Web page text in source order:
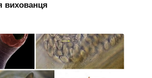
вихованця